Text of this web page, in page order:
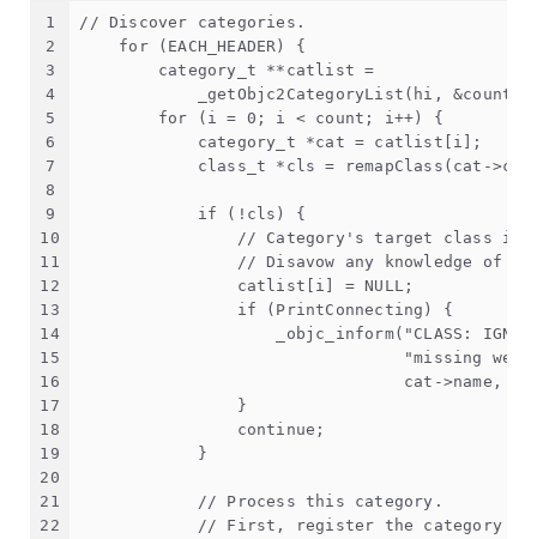
1
2
3
4
5
6
7
8
9
10
11
12
13
14
15
16
17
18
19
20
21
22
// Discover categories.
    for (EACH_HEADER) {
        category_t **catlist =
            _getObjc2CategoryList(hi, &count);
        for (i = 0; i < count; i++) {
            category_t *cat = catlist[i];
class_t *cls = remapClass(cat-
            if (!cls) {
// Category's target class is
// Disavow any knowledge of
                catlist[i] = NULL;
                if (PrintConnecting) {
_objc_inform("CLASS:
"missing
cat->name,
                }
                continue;
            }
            // Process this category.
// First, register the category